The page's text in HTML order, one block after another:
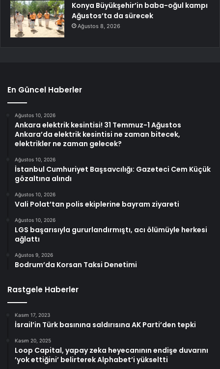
Konya Büyükşehir’in baba-oğul kampı
Ağustos’ta da sürecek
Ağustos 8, 2026
En Güncel Haberler
Ağustos 10, 2026
Ankara elektrik kesintisi! 31 Temmuz-1 Ağustos
Ankara’da elektrik kesintisi ne zaman bitecek,
elektrikler ne zaman gelecek?
Ağustos 10, 2026
İstanbul Cumhuriyet Başsavcılığı: Gazeteci Cem Küçük
gözaltına alındı
Ağustos 10, 2026
Vali Polat’tan polis ekiplerine bayram ziyareti
Ağustos 10, 2026
LGS başarısıyla gururlandırmıştı, acı ölümüyle herkesi
ağlattı
Ağustos 9, 2026
Bodrum’da Korsan Taksi Denetimi
Rastgele Haberler
Kasım 17, 2023
İsrail’in Türk basınına saldırısına AK Parti’den tepki
Kasım 20, 2025
Loop Capital, yapay zeka heyecanının endişe duvarını
’yok ettiğini’ belirterek Alphabet’i yükseltti